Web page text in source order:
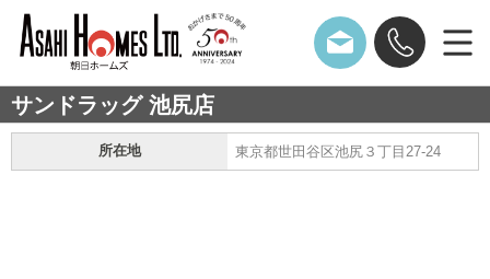
サンドラッグ 池尻店
所在地 東京都世田谷区池尻３丁目27-24